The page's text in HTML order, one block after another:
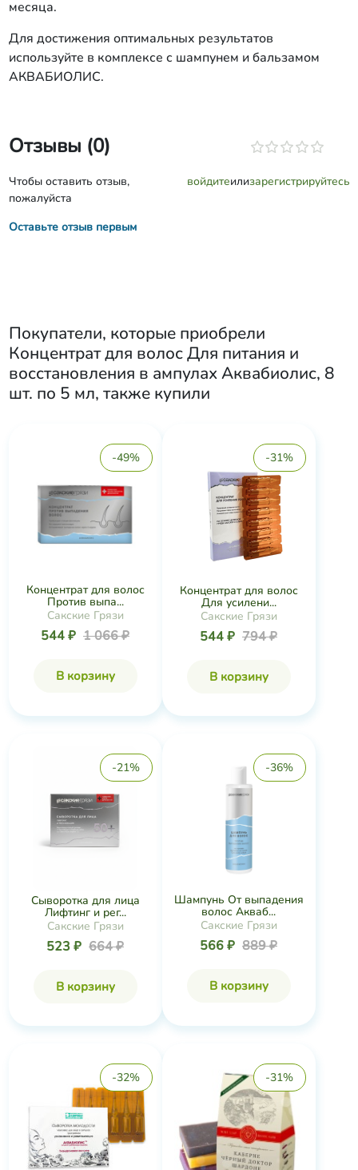
месяца.
Для достижения оптимальных результатов
используйте в комплексе с шампунем и бальзамом
АКВАБИОЛИС.
Отзывы (0)
Чтобы оставить отзыв,
пожалуйста
войдитеилизарегистрируйтесь
Оставьте отзыв первым
Покупатели, которые приобрели
Концентрат для волос Для питания и
восстановления в ампулах Аквабиолис, 8
шт. по 5 мл, также купили
-49%
Концентрат для волос
Против выпа...
Сакские Грязи
544 ₽ 1 066 ₽
В корзину
-31%
Концентрат для волос
Для усилени...
Сакские Грязи
544 ₽ 794 ₽
В корзину
-21%
Сыворотка для лица
Лифтинг и рег...
Сакские Грязи
523 ₽ 664 ₽
В корзину
-36%
Шампунь От выпадения
волос Акваб...
Сакские Грязи
566 ₽ 889 ₽
В корзину
-32% -31%